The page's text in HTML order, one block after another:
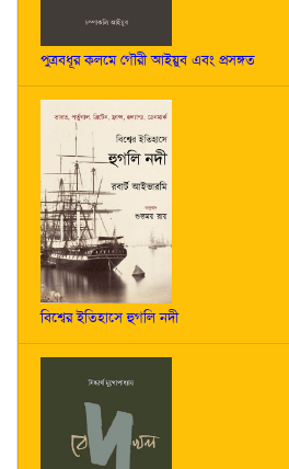
পুত্রবধূর কলমে গৌরী আইয়ুব এবং প্রসঙ্গত
বিশ্বের ইতিহাসে হুগলি নদী